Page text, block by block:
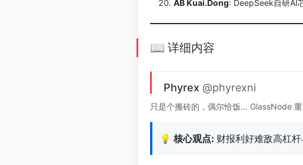
AB Kuai.Dong: DeepSeek自研AI
📖 详细内容
Phyrex @phyrexni
只是个搬砖的，偶尔恰饭… GlassNode
💡 核心观点: 财报利好难敌高杠杆